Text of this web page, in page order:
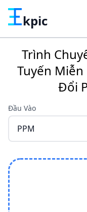
kpic
Trình
Tuyến Miễn
Đổi
Đầu Vào
PPM